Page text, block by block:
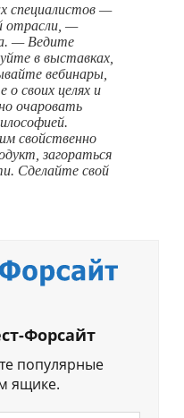
специалистов —
отрасли, —
— Ведите
в выставках,
вебинары,
о своих целях и
очаровать
свойственно
загораться
Сделайте свой
Форсайт
популярные
ящике.